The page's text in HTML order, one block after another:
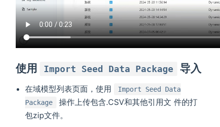
使用 Import Seed Data Package 导入
在域模型列表页面，使用
Import Seed Data
Package
操作上传包含.CSV和其他引用文 件的打
包zip文件。